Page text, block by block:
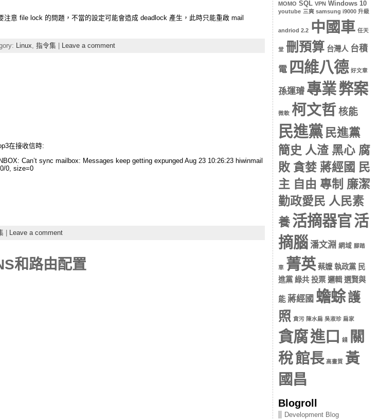
意 file lock 的問題，不當的設定可能會造成 deadlock 產生，此時只能重啟 mail
Linux 指令集 Leave a comment
在接收信時:
Can’t sync mailbox: Messages keep getting expunged Aug 23 10:26:23 hiwinmail
0, size=0
Leave a comment
和路由配置
MOMO SQL VPN Windows 10
youtube 三爽 samsung i9000 升級
andriod 2.2 中國車 任天
堂 刪預算 台灣人 台積
電 四維八德 好文章
孫運璿 專業弊案
微軟 柯文哲 核能
民進黨 民進黨
簡史 人渣 黑心 腐
敗 貪婪 蔣經國 民
主 自由 專制 廉潔
勤政愛民 人民素
養 活摘器官活
摘腦 潘文淵 網域 腳踏
車 菁英 蔡嬤 執政黨 民
進黨 綠共 投票 邏輯 選賢與
能 蔣經國 蟾蜍護
照 貪污 陳水扁 吳淑珍 扁家
貪腐進口 錢
關
稅館長 高畫質 黃
國昌
Blogroll
Development Blog